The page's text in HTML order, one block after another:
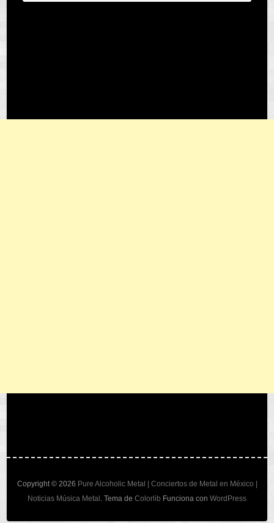
Copyright © 2026 Pure Alcoholic Metal | Conciertos de Metal en México |
Noticias Música Metal . Tema de Colorlib Funciona con WordPress